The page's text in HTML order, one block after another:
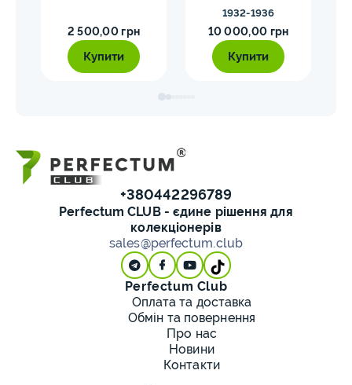
2 500,00 грн
Купити
1932-1936
10 000,00 грн
Купити
+380442296789
Perfectum CLUB - єдине рішення для
колекціонерів
sales@perfectum.club
Perfectum Club
Оплата та доставка
Обмін та повернення
Про нас
Новини
Контакти